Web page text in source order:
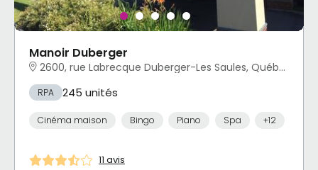
Manoir Duberger
2600, rue Labrecque Duberger-Les Saules, Québec, QC
RPA 245 unités
Cinéma maison Bingo Piano Spa +12
11 avis